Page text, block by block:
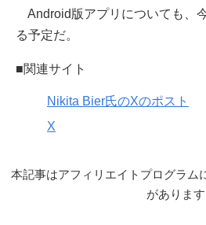
Android版アプリについても、
る予定だ。
■関連サイト
Nikita Bier氏のXのポスト
X
本記事はアフィリエイトプログラム
があります